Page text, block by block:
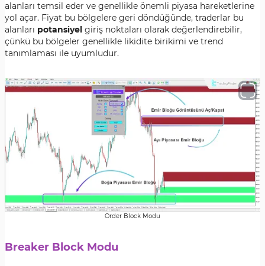
alanları temsil eder ve genellikle önemli piyasa hareketlerine
yol açar. Fiyat bu bölgelere geri döndüğünde, traderlar bu
alanları potansiyel giriş noktaları olarak değerlendirebilir,
çünkü bu bölgeler genellikle likidite birikimi ve trend
tanımlaması ile uyumludur.
Order Block Modu
Breaker Block Modu